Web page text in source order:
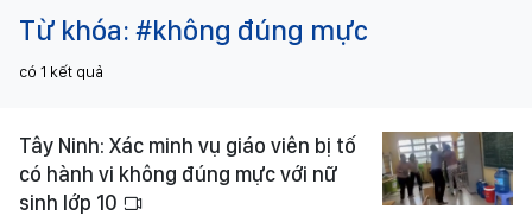
Từ khóa: #không đúng mực
có 1 kết quả
Tây Ninh: Xác minh vụ giáo viên bị tố
có hành vi không đúng mực với nữ
sinh lớp 10